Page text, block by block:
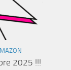
2025 !!!